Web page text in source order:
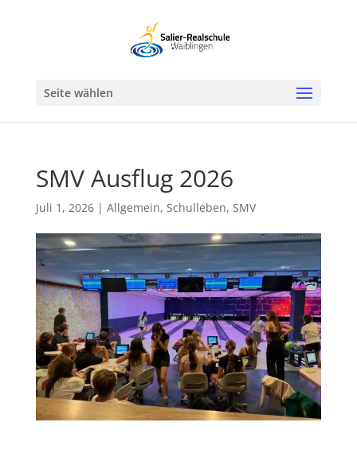
Seite wählen
SMV Ausflug 2026
Juli 1, 2026| Allgemein, Schulleben, SMV